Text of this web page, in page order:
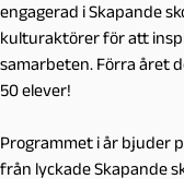
engagerad i Skapande
kulturaktörer för att
samarbeten. Förra året
50 elever!
Programmet i år bjuder
från lyckade Skapande